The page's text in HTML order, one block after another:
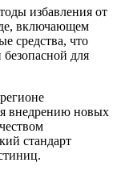
избавления от
включающем
средства, что
для
внедрению новых
стандарт